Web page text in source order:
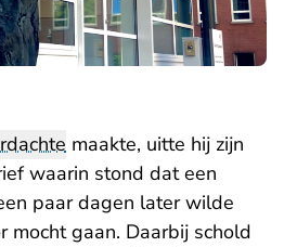
maakte, uitte hij zijn
waarin stond dat een
paar dagen later wilde
mocht gaan. Daarbij schold